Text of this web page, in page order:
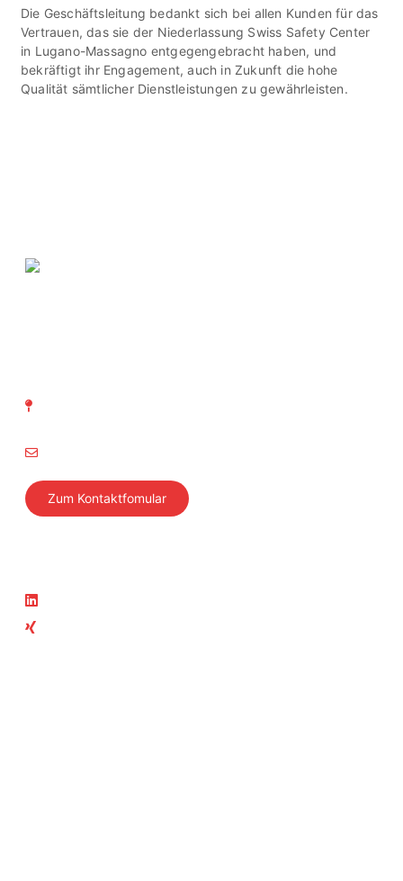
Die Geschäftsleitung bedankt sich bei allen Kunden für das
Vertrauen, das sie der Niederlassung Swiss Safety Center
in Lugano-Massagno entgegengebracht haben, und
bekräftigt ihr Engagement, auch in Zukunft die hohe
Qualität sämtlicher Dienstleistungen zu gewährleisten.
Zum Kontaktfomular